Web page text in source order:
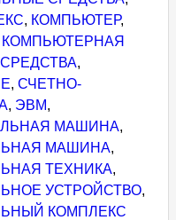
, КОМПЬЮТЕР,
КОМПЬЮТЕРНАЯ
,
,СЧЕТНО-
, ЭВМ,
МАШИНА,
МАШИНА,
ТЕХНИКА,
УСТРОЙСТВО,
КОМПЛЕКС